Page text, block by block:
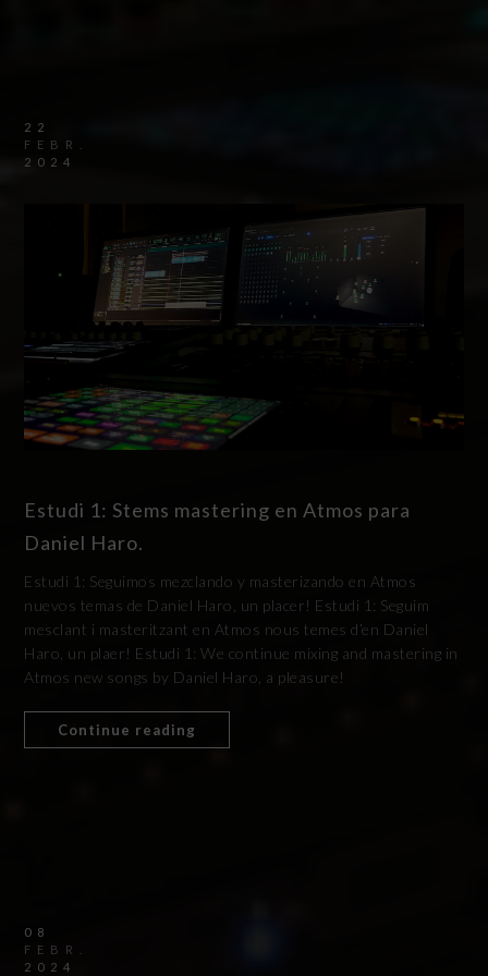
22
FEBR.
2024
Estudi 1: Stems mastering en Atmos para
Daniel Haro.
Estudi 1: Seguimos mezclando y masterizando en Atmos
nuevos temas de Daniel Haro, un placer! Estudi 1: Seguim
mesclant i masteritzant en Atmos nous temes d’en Daniel
Haro, un plaer! Estudi 1: We continue mixing and mastering in
Atmos new songs by Daniel Haro, a pleasure!
Continue reading
08
FEBR.
2024